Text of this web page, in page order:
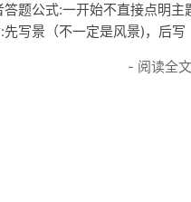
题公式:一开始不直接点明
写景（不一定是风景)，后写
- 阅读全